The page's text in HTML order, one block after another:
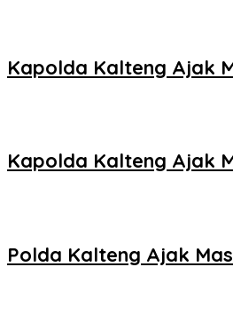
Kapolda Kalteng Ajak
Kapolda Kalteng Ajak
Polda Kalteng Ajak